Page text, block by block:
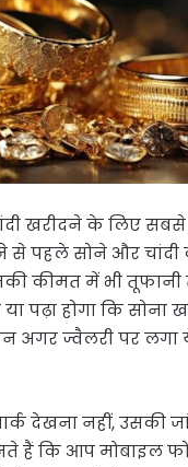
खरीदने के लिए सबसे
से पहले सोने और चांदी
कीमत में भी तूफानी
पढ़ा होगा कि सोना
अगर ज्वैलरी पर लगा
देखना नहीं, उसकी
हैं कि आप मोबाइल